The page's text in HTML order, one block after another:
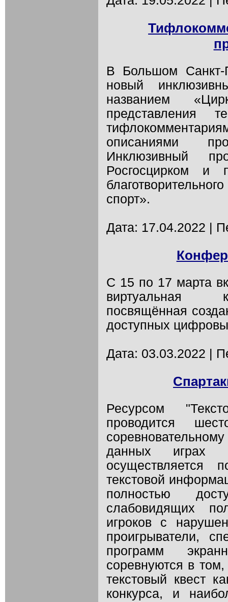
В Большом Санкт-
новый
названием
представления
описаниями
Инклюзивный
Росгосцирком и
спорт».
Дата: 17.04.2022 |
С 15 по 17 марта
виртуальная
посвящённая
доступных
Дата: 03.03.2022 |
Ресурсом
проводится
данных играх
осуществляется
текстовой
полностью
слабовидящих
игроков с
проигрыватели,
программ
соревнуются в
текстовый квест
конкурса, и